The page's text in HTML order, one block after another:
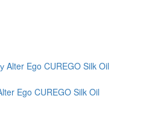
Ego CUREGO Silk Oil